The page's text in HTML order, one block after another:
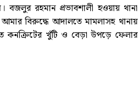
রহমান প্রভাবশালী হওয়ায় থানা
বিরুদ্ধে আদালতে মামলাসহ থানায়
কনক্রিটের খুঁটি ও বেড়া উপড়ে ফেলার